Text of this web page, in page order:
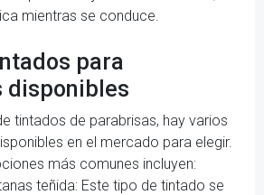
mientras se conduce.
para
disponibles
tintados de parabrisas, hay varios
en el mercado para elegir.
más comunes incluyen:
teñida: Este tipo de tintado se